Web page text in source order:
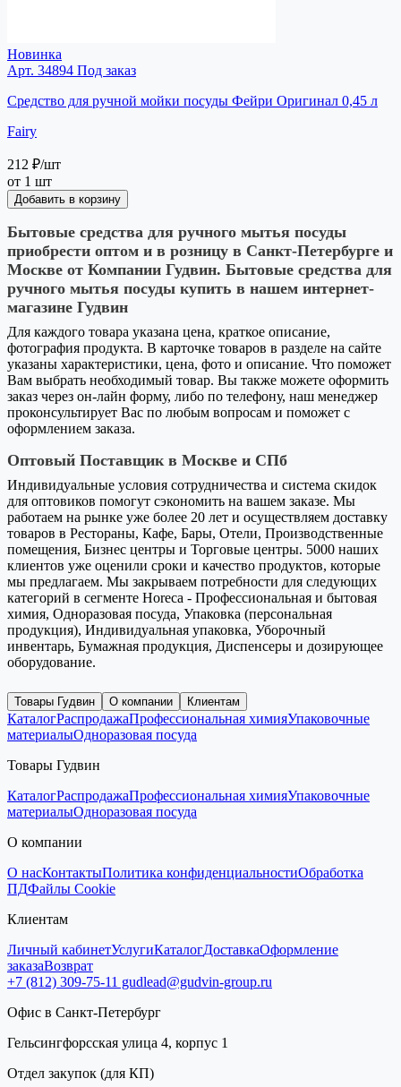
Новинка
Арт. 34894 Под заказ
Средство для ручной мойки посуды Фейри Оригинал 0,45 л
Fairy
212 ₽/шт
от 1 шт
Добавить в корзину
Бытовые средства для ручного мытья посуды
приобрести оптом и в розницу в Санкт-Петербурге и
Москве от Компании Гудвин. Бытовые средства для
ручного мытья посуды купить в нашем интернет-
магазине Гудвин
Для каждого товара указана цена, краткое описание,
фотография продукта. В карточке товаров в разделе на сайте
указаны характеристики, цена, фото и описание. Что поможет
Вам выбрать необходимый товар. Вы также можете оформить
заказ через он-лайн форму, либо по телефону, наш менеджер
проконсультирует Вас по любым вопросам и поможет с
оформлением заказа.
Оптовый Поставщик в Москве и СПб
Индивидуальные условия сотрудничества и система скидок
для оптовиков помогут сэкономить на вашем заказе. Мы
работаем на рынке уже более 20 лет и осуществляем доставку
товаров в Рестораны, Кафе, Бары, Отели, Производственные
помещения, Бизнес центры и Торговые центры. 5000 наших
клиентов уже оценили сроки и качество продуктов, которые
мы предлагаем. Мы закрываем потребности для следующих
категорий в сегменте Horeca - Профессиональная и бытовая
химия, Одноразовая посуда, Упаковка (персональная
продукция), Индивидуальная упаковка, Уборочный
инвентарь, Бумажная продукция, Диспенсеры и дозирующее
оборудование.
Товары Гудвин О компании Клиентам
КаталогРаспродажаПрофессиональная химияУпаковочные
материалыОдноразовая посуда
Товары Гудвин
КаталогРаспродажаПрофессиональная химияУпаковочные
материалыОдноразовая посуда
О компании
О насКонтактыПолитика конфиденциальностиОбработка
ПДФайлы Cookie
Клиентам
Личный кабинетУслугиКаталогДоставкаОформление
заказаВозврат
+7 (812) 309-75-11 gudlead@gudvin-group.ru
Офис в Санкт-Петербург
Гельсингфорсская улица 4, корпус 1
Отдел закупок (для КП)